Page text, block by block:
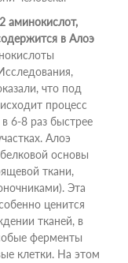
аминокислот,
в Алоэ
что под
процесс
6-8 раз быстрее
Алоэ
основы
ткани,
Эта
ценится
тканей, в
ферменты
клетки. На этом